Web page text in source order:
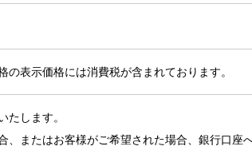
の表示価格には消費税が含まれております。
たします。
、またはお客様がご希望された場合、銀行口座